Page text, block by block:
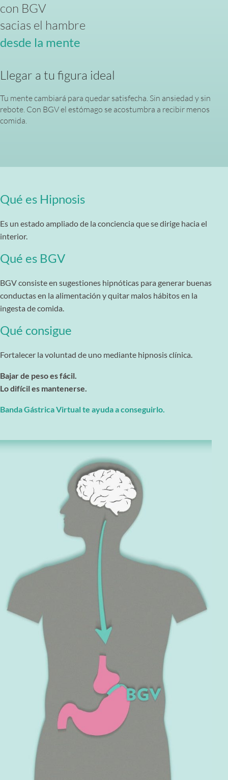
con BGV
sacias el hambre
desde la mente
Llegar a tu figura ideal
Tu mente cambiará para quedar satisfecha. Sin ansiedad y sin
rebote. Con BGV el estómago se acostumbra a recibir menos
comida.
Qué es Hipnosis
Es un estado ampliado de la conciencia que se dirige hacia el
interior.
Qué es BGV
BGV consiste en sugestiones hipnóticas para generar buenas
conductas en la alimentación y quitar malos hábitos en la
ingesta de comida.
Qué consigue
Fortalecer la voluntad de uno mediante hipnosis clínica.
Bajar de peso es fácil.
Lo difícil es mantenerse.
Banda Gástrica Virtual te ayuda a conseguirlo.